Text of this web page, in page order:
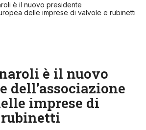
è il nuovo presidente
delle imprese di valvole e rubinetti
è il nuovo
dell’associazione
imprese di